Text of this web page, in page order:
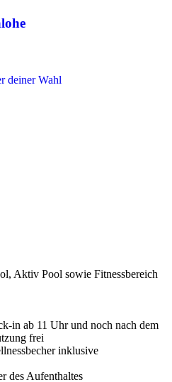
deiner Wahl
Aktiv Pool sowie Fitnessbereich
in ab 11 Uhr und noch nach dem
frei
inklusive
des Aufenthaltes